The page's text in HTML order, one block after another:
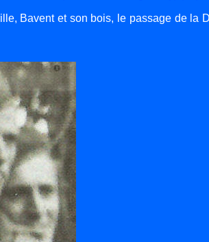
Bavent et son bois, le passage de la